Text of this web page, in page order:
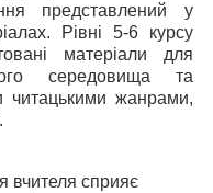
представлений у
Рівні 5-6 курсу
матеріали для
середовища та
читацькими жанрами,
вчителя сприяє